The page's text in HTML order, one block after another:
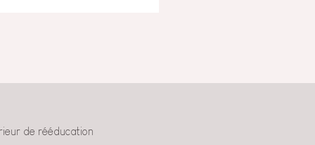
de rééducation